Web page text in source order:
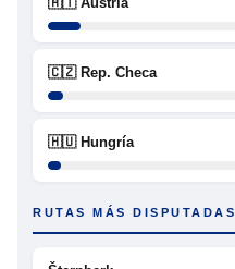
🇨🇿 Rep. Checa
🇭🇺 Hungría
RUTAS MÁS DISPUTADAS